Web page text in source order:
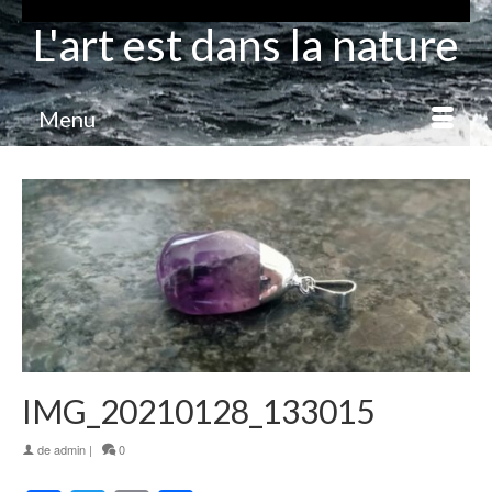
L'art est dans la nature
Menu
IMG_20210128_133015
deadmin | 0